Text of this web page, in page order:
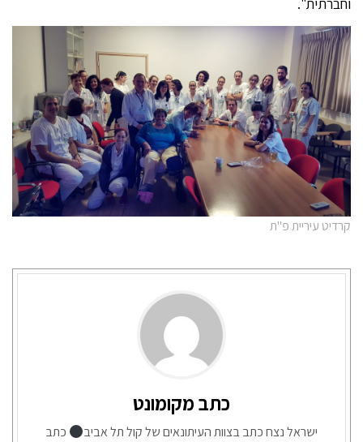
קרדיט עיריית פ"ת
כתב מקומונט
ישראל נצח כתב בצוות העיתונאים של קול תל אביב כתב